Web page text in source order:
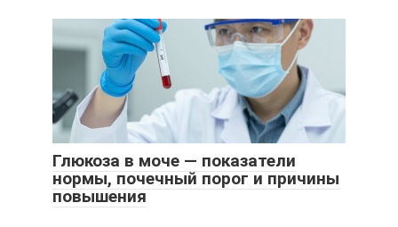
Глюкоза в моче — показатели
нормы, почечный порог и причины
повышения